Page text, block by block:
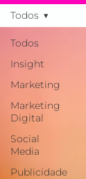
Todos
Insight
Marketing
Marketing
Digital
Social
Media
Publicidade
Todos